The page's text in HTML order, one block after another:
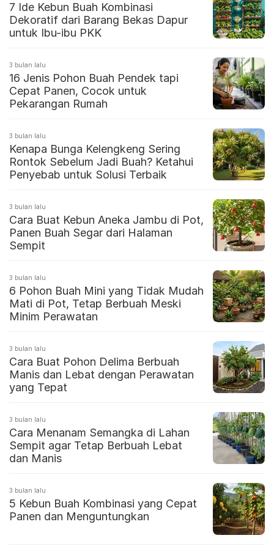
7 Ide Kebun Buah Kombinasi
Dekoratif dari Barang Bekas Dapur
untuk Ibu-ibu PKK
3 bulan lalu
16 Jenis Pohon Buah Pendek tapi
Cepat Panen, Cocok untuk
Pekarangan Rumah
3 bulan lalu
Kenapa Bunga Kelengkeng Sering
Rontok Sebelum Jadi Buah? Ketahui
Penyebab untuk Solusi Terbaik
3 bulan lalu
Cara Buat Kebun Aneka Jambu di Pot,
Panen Buah Segar dari Halaman
Sempit
3 bulan lalu
6 Pohon Buah Mini yang Tidak Mudah
Mati di Pot, Tetap Berbuah Meski
Minim Perawatan
3 bulan lalu
Cara Buat Pohon Delima Berbuah
Manis dan Lebat dengan Perawatan
yang Tepat
3 bulan lalu
Cara Menanam Semangka di Lahan
Sempit agar Tetap Berbuah Lebat
dan Manis
3 bulan lalu
5 Kebun Buah Kombinasi yang Cepat
Panen dan Menguntungkan